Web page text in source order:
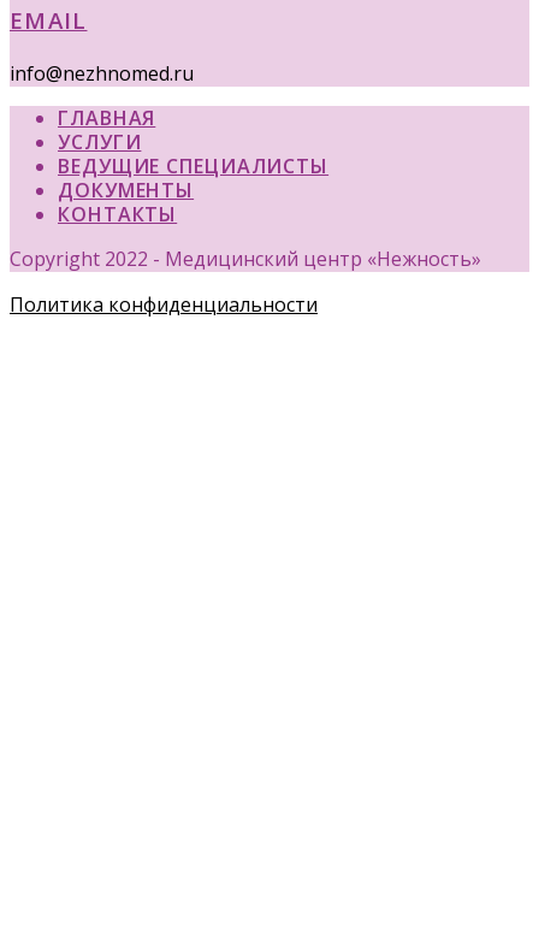
EMAIL
info@nezhnomed.ru
ГЛАВНАЯ
УСЛУГИ
ВЕДУЩИЕ СПЕЦИАЛИСТЫ
ДОКУМЕНТЫ
КОНТАКТЫ
Copyright 2022 - Медицинский центр «Нежность»
Политика конфиденциальности